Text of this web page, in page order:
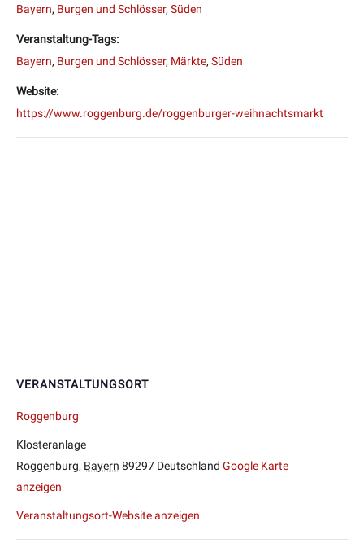
Bayern, Burgen und Schlösser, Süden
Veranstaltung-Tags:
Bayern, Burgen und Schlösser, Märkte, Süden
Website:
https://www.roggenburg.de/roggenburger-weihnachtsmarkt
VERANSTALTUNGSORT
Roggenburg
Klosteranlage
Roggenburg, Bayern 89297 Deutschland Google Karte
anzeigen
Veranstaltungsort-Website anzeigen